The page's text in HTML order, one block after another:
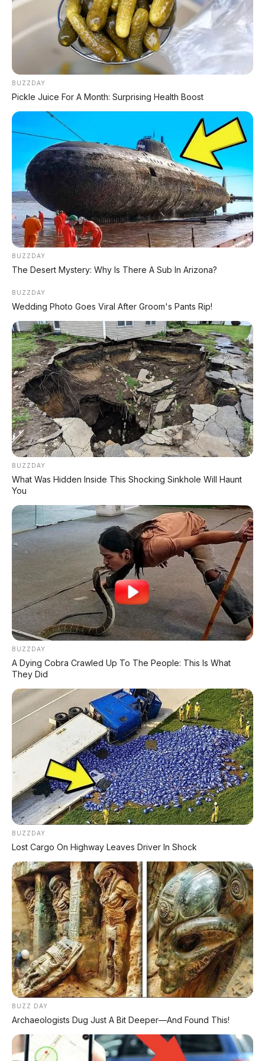
⚡ Leapmotor B01: Sedan Listrik Kompak
800V dengan Range 670 Km
⚡ Land Rover Freelander 8: SUV
Premium EREV Mewah 6 Kursi Siap
Masuk Indonesia
⚡ Chery Tiggo 5 Sport: SUV Kompak
Sporty 156 HP dengan Chip Snapdragon
8155
⚡ GAC Trumpchi Yue 7: SUV Off-Road
PHEV Boxy Alias Defender Siap
Meluncur
⚡ Bus Gunung Harta Terbakar di Tol
Nganjuk, 33 Orang Selamat
⚡ Xpeng MONA L03: SUV Listrik Global
dengan AI 1.500 TOPS Siap Masuk
Indonesia?
⚡ MG 07 Buktikan Handling Setara
Supercar dengan Moose Test 85,6
Km/Jam
⚡ Huawei AITO M9: SUV Premium 903
HP dengan Teknologi Huawei Full-Stack
⚡ Xpeng GX: SUV Full-Size Premium
dengan AI Turing & Range 1.585 Km
PROMO TERBATAS!
MILIKI MOBIL IMPIAN
KREDIT MOBIL
✔ TANPA DP
✔ GRATIS ANGSURAN 1X
✔ GRATIS BALIK NAMA
CEK UNIT SEKARANG
PROMO MINGGU INI
KREDIT MOTOR
DP MULAI
100RBNETT
✅Honda, Yamaha, Suzuki, Kawasaki
✅ Proses 1 Jam Langsung ACC
✅ Syarat Cukup KTP & KK
AMBIL PROMO >
DIJUAL MOBIL BEKAS DENPASAR
DIJUAL: Suzuki Swift GX 2013 Manual – Hitam
BUZZDAY
Pickle Juice For A Month: Surprising Health Boost
BUZZDAY
The Desert Mystery: Why Is There A Sub In Arizona?
BUZZDAY
Wedding Photo Goes Viral After Groom's Pants Rip!
BUZZDAY
What Was Hidden Inside This Shocking Sinkhole Will Haunt
You
BUZZDAY
A Dying Cobra Crawled Up To The People: This Is What
They Did
BUZZDAY
Lost Cargo On Highway Leaves Driver In Shock
BUZZ DAY
Archaeologists Dug Just A Bit Deeper—And Found This!